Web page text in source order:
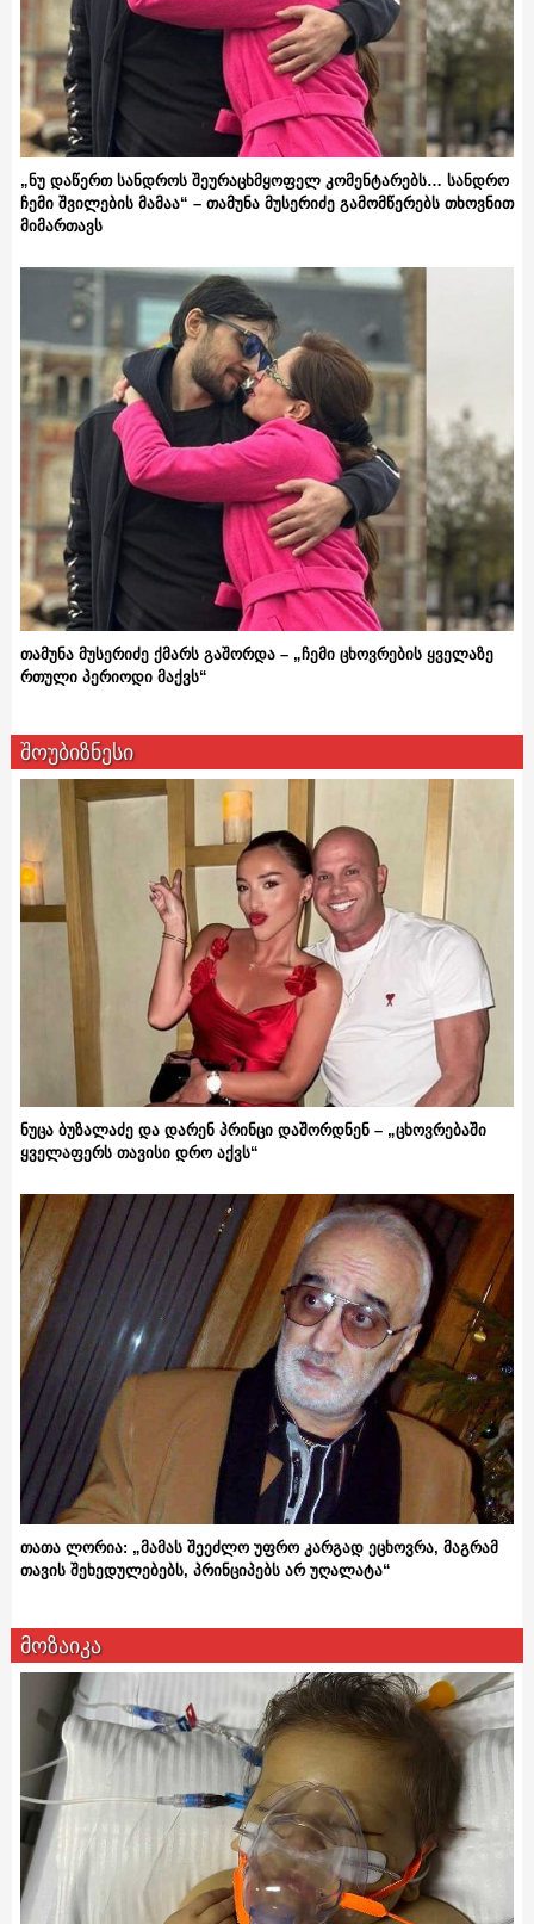
„ნუ დაწერთ სანდროს შეურაცხმყოფელ კომენტარებს… სანდრო
ჩემი შვილების მამაა“ – თამუნა მუსერიძე გამომწერებს თხოვნით
მიმართავს
თამუნა მუსერიძე ქმარს გაშორდა – „ჩემი ცხოვრების ყველაზე
რთული პერიოდი მაქვს“
შოუბიზნესი
ნუცა ბუზალაძე და დარენ პრინცი დაშორდნენ – „ცხოვრებაში
ყველაფერს თავისი დრო აქვს“
თათა ლორია: „მამას შეეძლო უფრო კარგად ეცხოვრა, მაგრამ
თავის შეხედულებებს, პრინციპებს არ უღალატა“
მოზაიკა